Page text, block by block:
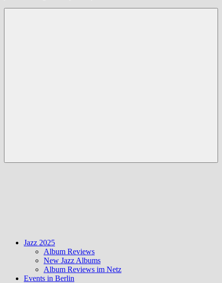
Jazz 2025
Album Reviews
New Jazz Albums
Album Reviews im Netz
Events in Berlin